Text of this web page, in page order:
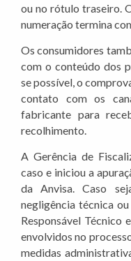
ou no rótulo traseiro.
numeração termina
Os consumidores
com o conteúdo dos
se possível, o
contato com os
fabricante para
recolhimento.
A Gerência de
caso e iniciou a
da Anvisa. Caso
negligência técnica
Responsável Técnico
envolvidos no
medidas